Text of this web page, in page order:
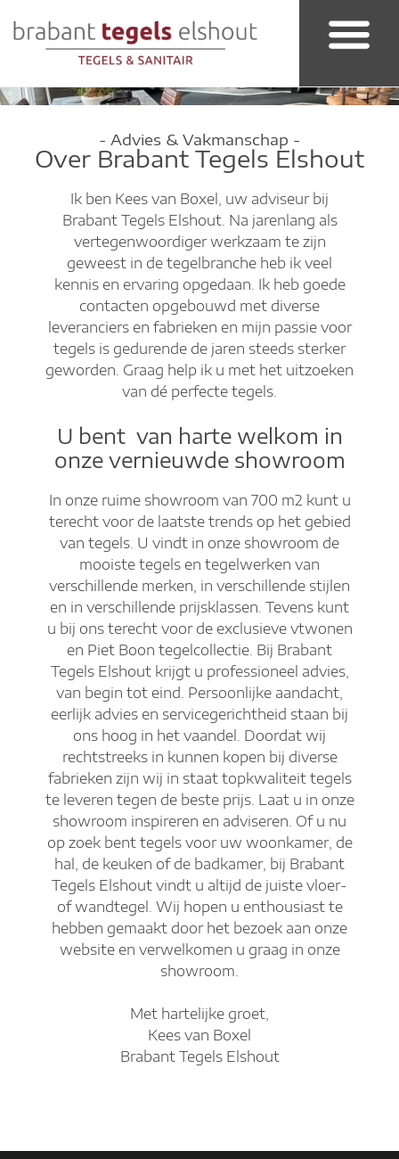
- Advies & Vakmanschap -
Over Brabant Tegels Elshout
Ik ben Kees van Boxel, uw adviseur bij
Brabant Tegels Elshout. Na jarenlang als
vertegenwoordiger werkzaam te zijn
geweest in de tegelbranche heb ik veel
kennis en ervaring opgedaan. Ik heb goede
contacten opgebouwd met diverse
leveranciers en fabrieken en mijn passie voor
tegels is gedurende de jaren steeds sterker
geworden. Graag help ik u met het uitzoeken
van dé perfecte tegels.
U bent van harte welkom in
onze vernieuwde showroom
In onze ruime showroom van 700 m2 kunt u
terecht voor de laatste trends op het gebied
van tegels. U vindt in onze showroom de
mooiste tegels en tegelwerken van
verschillende merken, in verschillende stijlen
en in verschillende prijsklassen. Tevens kunt
u bij ons terecht voor de exclusieve vtwonen
en Piet Boon tegelcollectie. Bij Brabant
Tegels Elshout krijgt u professioneel advies,
van begin tot eind. Persoonlijke aandacht,
eerlijk advies en servicegerichtheid staan bij
ons hoog in het vaandel. Doordat wij
rechtstreeks in kunnen kopen bij diverse
fabrieken zijn wij in staat topkwaliteit tegels
te leveren tegen de beste prijs. Laat u in onze
showroom inspireren en adviseren. Of u nu
op zoek bent tegels voor uw woonkamer, de
hal, de keuken of de badkamer, bij Brabant
Tegels Elshout vindt u altijd de juiste vloer-
of wandtegel. Wij hopen u enthousiast te
hebben gemaakt door het bezoek aan onze
website en verwelkomen u graag in onze
showroom.
Met hartelijke groet,
Kees van Boxel
Brabant Tegels Elshout